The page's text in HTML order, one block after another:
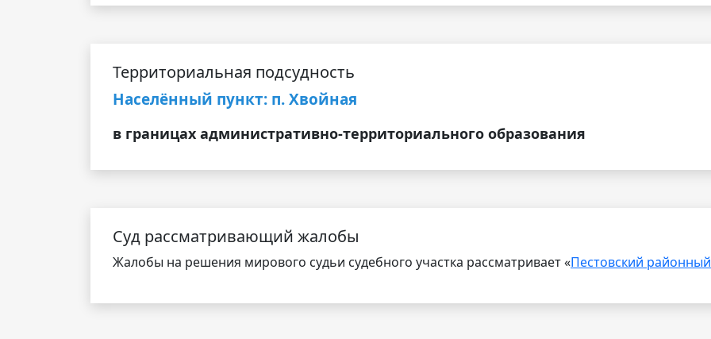
Территориальная подсудность
Населённый пункт: п. Хвойная
в границах административно-территориального образования
Cуд рассматривающий жалобы
Жалобы на решения мирового судьи судебного участка рассматривает «Пестовский